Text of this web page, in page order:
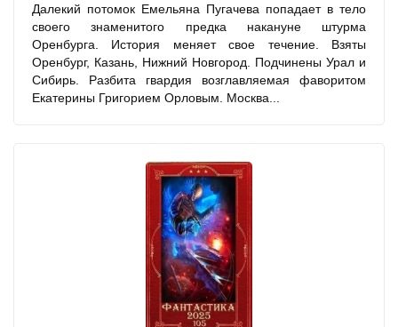
Далекий потомок Емельяна Пугачева попадает в тело
своего знаменитого предка накануне штурма
Оренбурга. История меняет свое течение. Взяты
Оренбург, Казань, Нижний Новгород. Подчинены Урал и
Сибирь. Разбита гвардия возглавляемая фаворитом
Екатерины Григорием Орловым. Москва...